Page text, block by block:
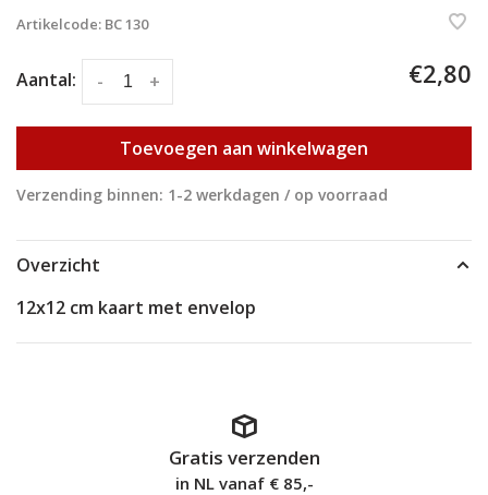
Artikelcode: BC 130
Aantal: +
- €2,80
Toevoegen aan winkelwagen
Verzending binnen: 1-2 werkdagen / op voorraad
Overzicht
12x12 cm kaart met envelop
Gratis verzenden
in NL vanaf € 85,-